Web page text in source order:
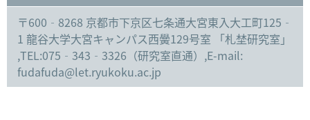
〒600‐8268 京都市下京区七条通大宮東入大工町125‐
1 龍谷大学大宮キャンパス西黌129号室 「札埜研究室」
,TEL:075‐343‐3326（研究室直通）,E-mail:
fudafuda@let.ryukoku.ac.jp